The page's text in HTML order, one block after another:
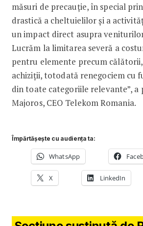
măsuri de precauție, în special
drastică a cheltuielilor și a
un impact direct asupra
Lucrăm la limitarea severă a
pentru elemente precum
achiziții, totodată renegociem cu
din toate categoriile relevante”, a
Majoros, CEO Telekom Romania.
Împărtășește cu audiența ta:
WhatsApp
X LinkedIn